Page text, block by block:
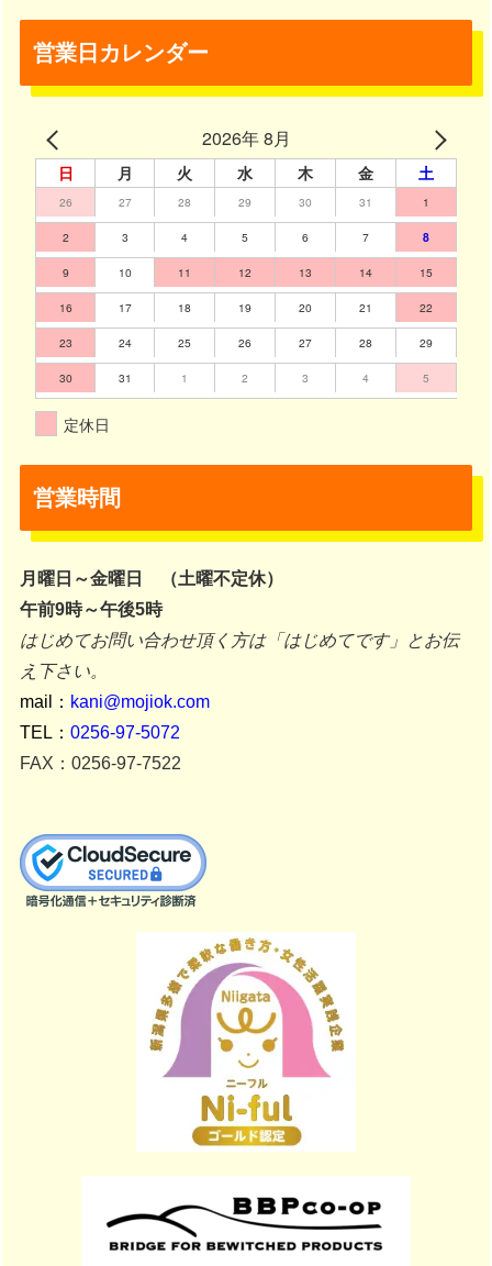
営業日カレンダー
2026年 8月
日 月 火 水 木 金 土
26 27 28 29 30 31 1
2 3 4 5 6 7 8
9 10 11 12 13 14 15
16 17 18 19 20 21 22
23 24 25 26 27 28 29
30 31 1 2 3 4 5
定休日
営業時間
月曜日～金曜日 （土曜不定休）
午前9時～午後5時
はじめてお問い合わせ頂く方は「はじめてです」とお伝
え下さい。
mail： kani@mojiok.com
TEL：0256-97-5072
FAX：0256-97-7522